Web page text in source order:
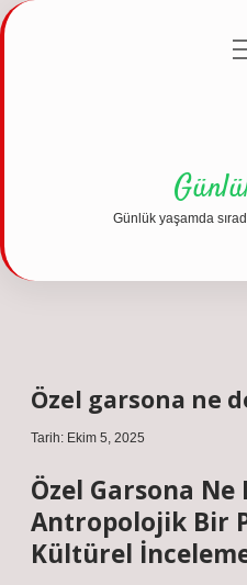
Gizlilik
Günlük yaşamda
Özel garsona ne
Tarih: Ekim 5, 2025
Özel Garsona Ne
Antropolojik Bir
Kültürel